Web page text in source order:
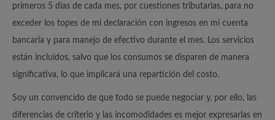
primeros 5 días de cada mes, por cuestiones tributarias, para no
exceder los topes de mi declaración con ingresos en mi cuenta
bancaria y para manejo de efectivo durante el mes. Los servicios
están incluidos, salvo que los consumos se disparen de manera
significativa, lo que implicará una repartición del costo.
Soy un convencido de que todo se puede negociar y, por ello, las
diferencias de criterio y las incomodidades es mejor expresarlas en